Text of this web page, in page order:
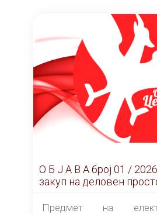
О Б Ј А В А брoj 01 /
закуп на деловен
ЕЛЕКТРОНСКО ЈАВНО
Предмет на